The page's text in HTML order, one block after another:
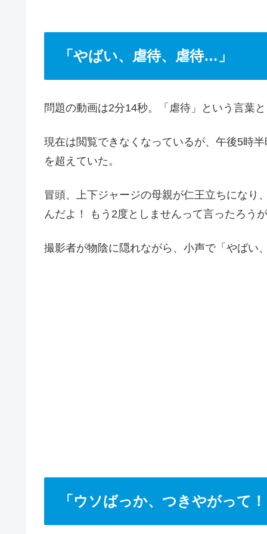
「やばい、虐待、虐待…」
問題の動画は2分14秒。「虐待」という言葉
現在は閲覧できなくなっているが、午後5時
を超えていた。
冒頭、上下ジャージの母親が仁王立ちになり
んだよ！ もう2度としませんって言ったろう
撮影者が物陰に隠れながら、小声で「やば
「ウソばっか、つきやがって